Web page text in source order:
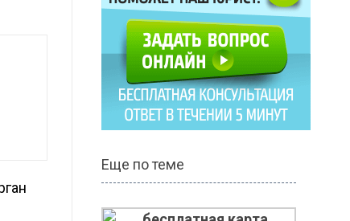
Еще по теме